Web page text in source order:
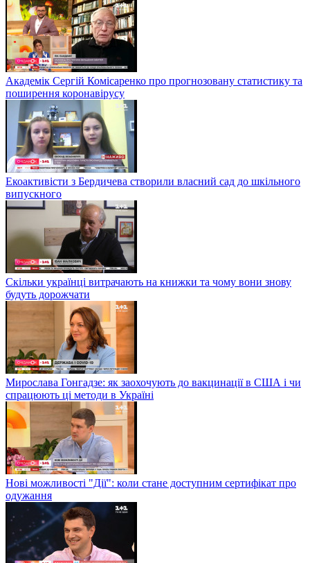
Академік Сергій Комісаренко про прогнозовану статистику та
поширення коронавірусу
Екоактивісти з Бердичева створили власний сад до шкільного
випускного
Скільки українці витрачають на книжки та чому вони знову
будуть дорожчати
Мирослава Гонгадзе: як заохочують до вакцинації в США і чи
спрацюють ці методи в Україні
Нові можливості "Дії": коли стане доступним сертифікат про
одужання